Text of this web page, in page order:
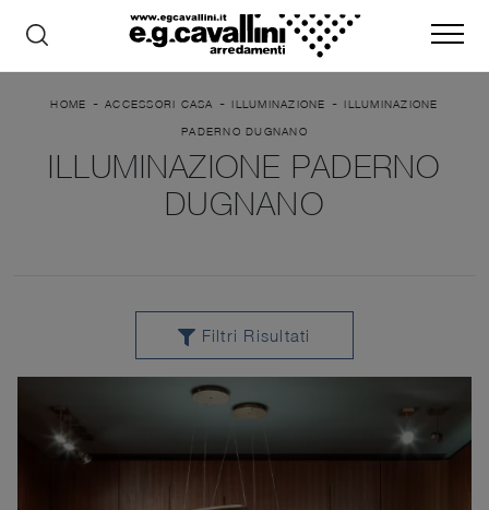
HOME -ACCESSORI CASA -ILLUMINAZIONE -ILLUMINAZIONE
PADERNO DUGNANO
ILLUMINAZIONE PADERNO
DUGNANO
Filtri Risultati